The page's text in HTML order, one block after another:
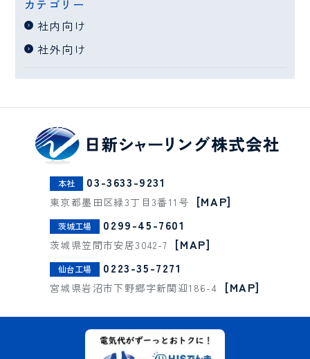
カテゴリー
社内向け
社外向け
本社 03-3633-9231
東京都墨田区緑3丁目3番11号 [MAP]
茨城工場 0299-45-7601
茨城県笠間市安居3042-7 [MAP]
仙台工場 0223-35-7271
宮城県岩沼市下野郷字新関迎186-4 [MAP]